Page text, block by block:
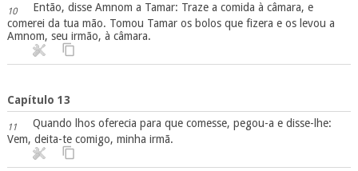
10
Então, disse Amnom a Tamar: Traze a comida à câmara, e
comerei da tua mão. Tomou Tamar os bolos que fizera e os levou a
Amnom, seu irmão, à câmara.
Capítulo 13
11
Quando lhos oferecia para que comesse, pegou-a e disse-lhe:
Vem, deita-te comigo, minha irmã.